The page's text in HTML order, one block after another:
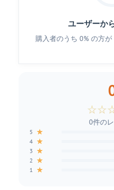
ユーザーか
購入者のうち 0% の方
☆☆
0件の
5 ★
4 ★
3 ★
2 ★
1 ★